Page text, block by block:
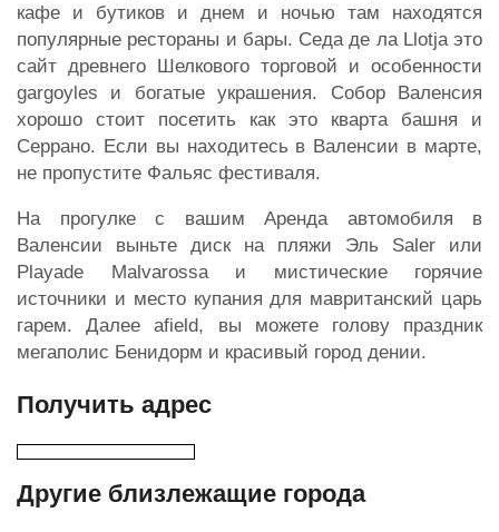
кафе и бутиков и днем и ночью там находятся
популярные рестораны и бары. Седа де ла Llotja это
сайт древнего Шелкового торговой и особенности
gargoyles и богатые украшения. Собор Валенсия
хорошо стоит посетить как это кварта башня и
Серрано. Если вы находитесь в Валенсии в марте,
не пропустите Фальяс фестиваля.
На прогулке с вашим Аренда автомобиля в
Валенсии выньте диск на пляжи Эль Saler или
Playade Malvarossa и мистические горячие
источники и место купания для мавританский царь
гарем. Далее afield, вы можете голову праздник
мегаполис Бенидорм и красивый город дении.
Получить адрес
Другие близлежащие города